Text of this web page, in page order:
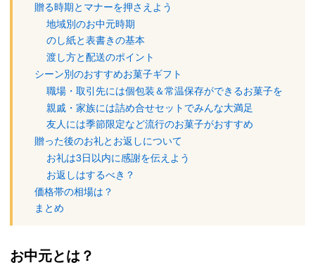
贈る時期とマナーを押さえよう
地域別のお中元時期
のし紙と表書きの基本
渡し方と配送のポイント
シーン別のおすすめお菓子ギフト
職場・取引先には個包装＆常温保存ができるお菓子を
親戚・家族には詰め合せセットでみんな大満足
友人には季節限定など流行のお菓子がおすすめ
贈った後のお礼とお返しについて
お礼は3日以内に感謝を伝えよう
お返しはするべき？
価格帯の相場は？
まとめ
お中元とは？